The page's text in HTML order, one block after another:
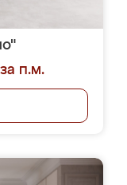
п.м.